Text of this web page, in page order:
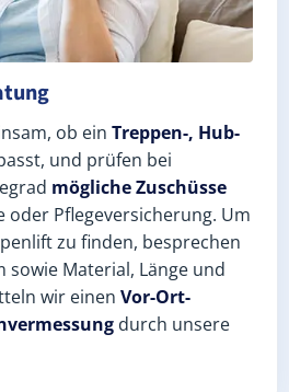
ob ein Treppen-, Hub-
und prüfen bei
mögliche Zuschüsse
oder Pflegeversicherung. Um
zu finden, besprechen
Material, Länge und
wir einen Vor-Ort-
durch unsere